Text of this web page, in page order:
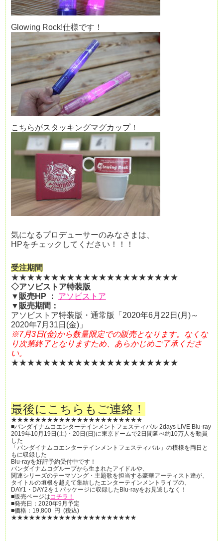
Glowing Rock!仕様です！
こちらがスタッキングマグカップ！
気になるプロデューサーのみなさまは、
HPをチェックしてください！！！
受注期間
★★★★★★★★★★★★★★★★★★★★★
◇アソビストア特装版
▼ 販売HP ：
アソビストア
▼販売期間：
アソビストア特装版・ 通常版「2020年6月22日(月)～
2020年7月31日(金)」
※7月3日(金)から数量限定での販売となります。なくな
り次第終了となりますため、あらかじめご了承くださ
い。
★★★★★★★★★★★★★★★★★★★★★
最後にこちらもご連絡！
★★★★★★★★★★★★★★★★★★★★★★
■バンダイナムコエンターテインメントフェスティバル 2days LIVE Blu-ray
2019年10月19日(土)・20日(日)に東京ドームで2日間延べ約10万人を動員
した
「バンダイナムコエンターテインメントフェスティバル」の模様を両日と
もに収録した
Blu-rayを好評予約受付中です！
バンダイナムコグループから生まれたアイドルや、
関連シリーズのテーマソング・主題歌を担当する豪華アーティスト達が、
タイトルの垣根を越えて集結したエンターテインメントライブの、
DAY1・DAY2を１パッケージに収録したBlu-rayをお見逃しなく！
■販売ページはコチラ！
■発売日：2020年9月予定
■価格：19,800 円 (税込)
★★★★★★★★★★★★★★★★★★★★★